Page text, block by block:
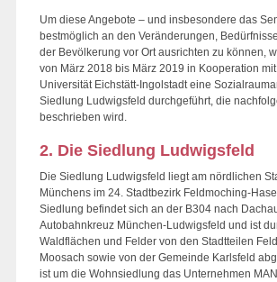
Um diese Angebote – und insbesondere das
bestmöglich an den Veränderungen,
der Bevölkerung vor Ort ausrichten zu können,
von März 2018 bis März 2019 in Kooperation
Universität Eichstätt-Ingolstadt eine
Siedlung Ludwigsfeld durchgeführt, die
beschrieben wird.
2. Die Siedlung Ludwigsfeld
Die Siedlung Ludwigsfeld liegt am nördlichen
Münchens im 24. Stadtbezirk Feldmoching-
Siedlung befindet sich an der B304 nach
Autobahnkreuz München-Ludwigsfeld und ist
Waldflächen und Felder von den Stadtteilen
Moosach sowie von der Gemeinde Karlsfeld
ist um die Wohnsiedlung das Unternehmen